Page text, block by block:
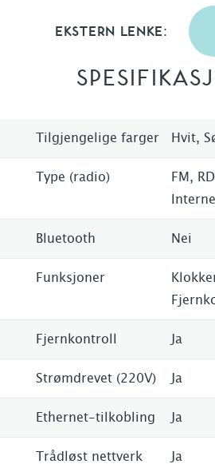
EKSTERN LENKE:
Tilgjengelige farger Hvit,
Type (radio)
FM,
Bluetooth Nei
Funksjoner
Fjernkontroll Ja
Strømdrevet (220V) Ja
Ethernet-tilkobling Ja
Trådløst nettverk Ja